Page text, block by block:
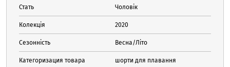
Стать Чоловік
Колекція 2020
Сезонність Весна/Літо
Категоризация товара шорти для плавання